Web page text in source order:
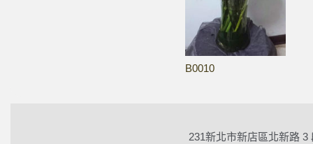
B0010
231新北市新店區北新路